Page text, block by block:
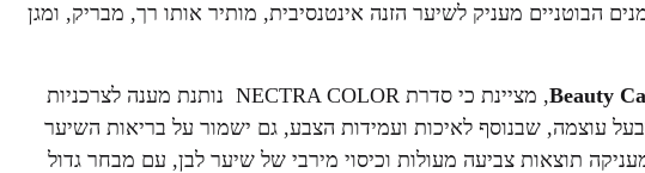
הבוטניים מעניק לשיער הזנה אינטנסיבית, מותיר אותו רך, מבריק, ומגן
Beauty
, מציינת כי סדרת NECTRA COLOR נותנת מענה לצרכניות
עוצמה, שבנוסף לאיכות ועמידות הצבע, גם ישמור על בריאות השיער
תוצאות צביעה מעולות וכיסוי מירבי של שיער לבן, עם מבחר גדול